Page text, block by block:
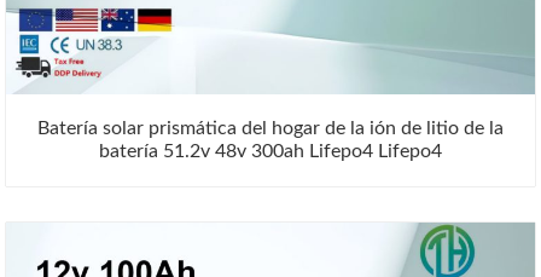
Batería solar prismática del hogar de la ión de litio de la
batería 51.2v 48v 300ah Lifepo4 Lifepo4